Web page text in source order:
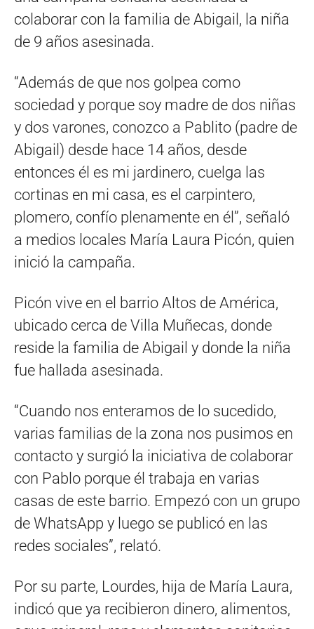
colaborar con la familia de Abigail, la niña
de 9 años asesinada.
“Además de que nos golpea como
sociedad y porque soy madre de dos niñas
y dos varones, conozco a Pablito (padre de
Abigail) desde hace 14 años, desde
entonces él es mi jardinero, cuelga las
cortinas en mi casa, es el carpintero,
plomero, confío plenamente en él”, señaló
a medios locales María Laura Picón, quien
inició la campaña.
Picón vive en el barrio Altos de América,
ubicado cerca de Villa Muñecas, donde
reside la familia de Abigail y donde la niña
fue hallada asesinada.
“Cuando nos enteramos de lo sucedido,
varias familias de la zona nos pusimos en
contacto y surgió la iniciativa de colaborar
con Pablo porque él trabaja en varias
casas de este barrio. Empezó con un grupo
de WhatsApp y luego se publicó en las
redes sociales”, relató.
Por su parte, Lourdes, hija de María Laura,
indicó que ya recibieron dinero, alimentos,